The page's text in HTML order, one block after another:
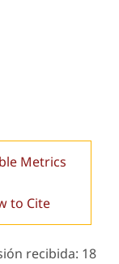
Metrics
to Cite
recibida: 18